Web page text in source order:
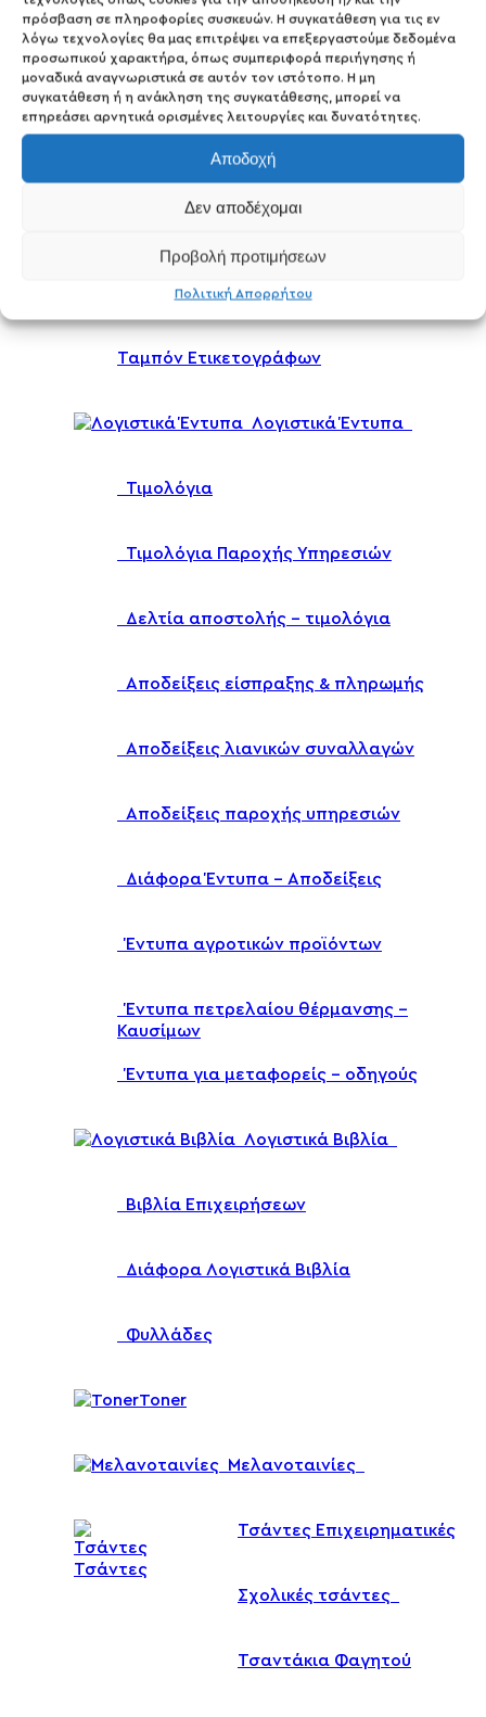
πρόσβαση σε πληροφορίες συσκευών. Η συγκατάθεση για τις εν
λόγω τεχνολογίες θα μας επιτρέψει να επεξεργαστούμε δεδομένα
προσωπικού χαρακτήρα, όπως συμπεριφορά περιήγησης ή
μοναδικά αναγνωριστικά σε αυτόν τον ιστότοπο. Η μη
συγκατάθεση ή η ανάκληση της συγκατάθεσης, μπορεί να
επηρεάσει αρνητικά ορισμένες λειτουργίες και δυνατότητες.
Αποδοχή
Δεν αποδέχομαι
Προβολή προτιμήσεων
Πολιτική Απορρήτου
Αυτοκόλλητες Ετικετες ( 100τμχ)
Ετικέτες Barcode – Ζυγιστικών
Ετικετογράφοι
Αυτοκόλλητες Θήκες Εγγράφων
Ταμπόν Ετικετογράφων
Λογιστικά Έντυπα
Τιμολόγια
Τιμολόγια Παροχής Υπηρεσιών
Δελτία αποστολής – τιμολόγια
Αποδείξεις είσπραξης & πληρωμής
Αποδείξεις λιανικών συναλλαγών
Αποδείξεις παροχής υπηρεσιών
Διάφορα Έντυπα – Αποδείξεις
Έντυπα αγροτικών προϊόντων
Έντυπα πετρελαίου θέρμανσης –
Καυσίμων
Έντυπα για μεταφορείς – οδηγούς
Λογιστικά Βιβλία
Βιβλία Επιχειρήσεων
Διάφορα Λογιστικά Βιβλία
Φυλλάδες
Toner
Μελανοταινίες
Τσάντες
Τσάντες Επιχειρηματικές
Σχολικές τσάντες
Τσαντάκια Φαγητού